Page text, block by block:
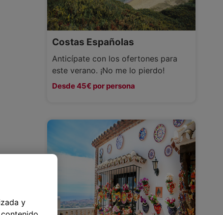
Costas Españolas
Anticípate con los ofertones para
este verano. ¡No me lo pierdo!
Desde 45€ por persona
y